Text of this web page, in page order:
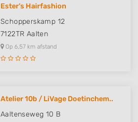
Ester's Hairfashion
Schopperskamp 12
7122TR Aalten
Op 6,57 km afstand
Atelier 10b / LiVage Doetinchem..
Aaltenseweg 10 B